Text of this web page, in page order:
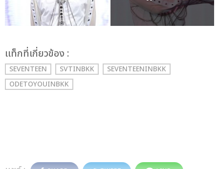
เเท็กที่เกี่ยวข้อง :
SEVENTEEN SVTINBKK
SEVENTEENINBKK
ODETOYOUINBKK